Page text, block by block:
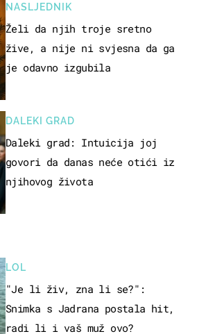
LOL
"Je li živ, zna li se?":
Snimka s Jadrana postala hit,
radi li i vaš muž ovo?
NASLJEDNIK
Želi da njih troje sretno
žive, a nije ni svjesna da ga
je odavno izgubila
DALEKI GRAD
Daleki grad: Intuicija joj
govori da danas neće otići iz
njihovog života